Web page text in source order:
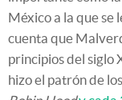
México a la que se
cuenta que
principios del siglo
hizo el patrón de